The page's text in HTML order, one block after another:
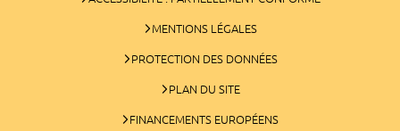
MENTIONS LÉGALES
PROTECTION DES DONNÉES
PLAN DU SITE
FINANCEMENTS EUROPÉENS